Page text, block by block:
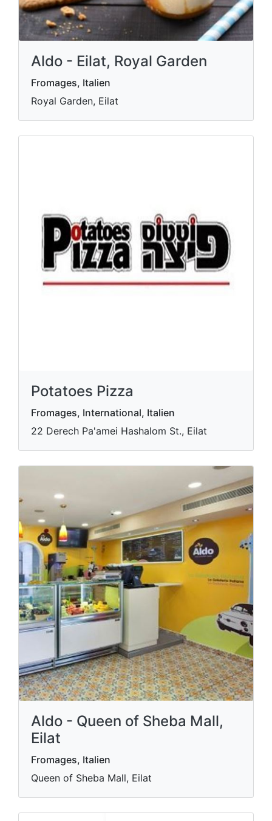
Aldo - Eilat, Royal Garden
Fromages, Italien
Royal Garden, Eilat
Potatoes Pizza
Fromages, International, Italien
22 Derech Pa'amei Hashalom St., Eilat
Aldo - Queen of Sheba Mall,
Eilat
Fromages, Italien
Queen of Sheba Mall, Eilat